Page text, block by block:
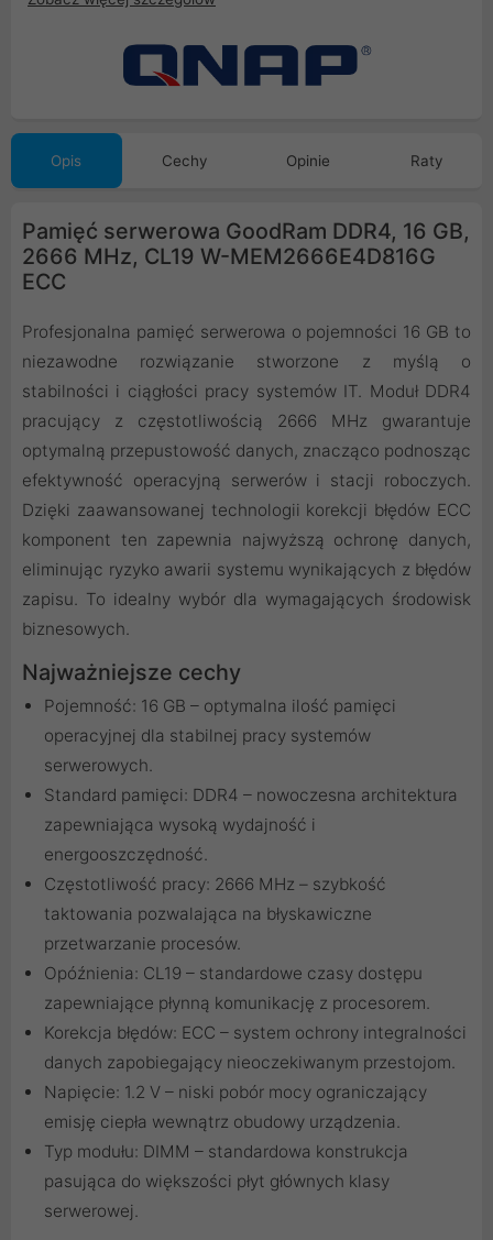
Opis Cechy Opinie Raty
Pamięć serwerowa GoodRam DDR4, 16 GB,
2666 MHz, CL19 W-MEM2666E4D816G
ECC
Profesjonalna pamięć serwerowa o pojemności 16 GB to
niezawodne rozwiązanie stworzone z myślą o
stabilności i ciągłości pracy systemów IT. Moduł DDR4
pracujący z częstotliwością 2666 MHz gwarantuje
optymalną przepustowość danych, znacząco podnosząc
efektywność operacyjną serwerów i stacji roboczych.
Dzięki zaawansowanej technologii korekcji błędów ECC
komponent ten zapewnia najwyższą ochronę danych,
eliminując ryzyko awarii systemu wynikających z błędów
zapisu. To idealny wybór dla wymagających środowisk
biznesowych.
Najważniejsze cechy
Pojemność: 16 GB – optymalna ilość pamięci
operacyjnej dla stabilnej pracy systemów
serwerowych.
Standard pamięci: DDR4 – nowoczesna architektura
zapewniająca wysoką wydajność i
energooszczędność.
Częstotliwość pracy: 2666 MHz – szybkość
taktowania pozwalająca na błyskawiczne
przetwarzanie procesów.
Opóźnienia: CL19 – standardowe czasy dostępu
zapewniające płynną komunikację z procesorem.
Korekcja błędów: ECC – system ochrony integralności
danych zapobiegający nieoczekiwanym przestojom.
Napięcie: 1.2 V – niski pobór mocy ograniczający
emisję ciepła wewnątrz obudowy urządzenia.
Typ modułu: DIMM – standardowa konstrukcja
pasująca do większości płyt głównych klasy
serwerowej.